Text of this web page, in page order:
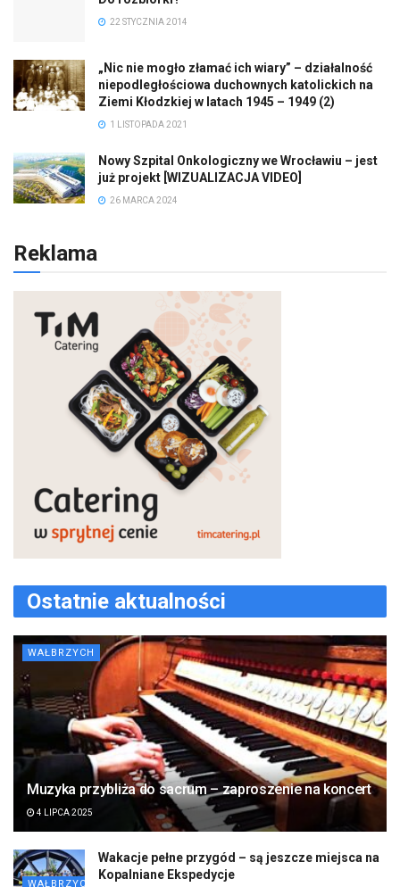
22 STYCZNIA 2014
„Nic nie mogło złamać ich wiary” – działalność
niepodległościowa duchownych katolickich na
Ziemi Kłodzkiej w latach 1945 – 1949 (2)
1 LISTOPADA 2021
Nowy Szpital Onkologiczny we Wrocławiu – jest
już projekt [WIZUALIZACJA VIDEO]
26 MARCA 2024
Reklama
Ostatnie aktualności
WAŁBRZYCH
Muzyka przybliża do sacrum – zaproszenie na koncert
4 LIPCA 2025
WAŁBRZYCH
Wakacje pełne przygód – są jeszcze miejsca na
Kopalniane Ekspedycje